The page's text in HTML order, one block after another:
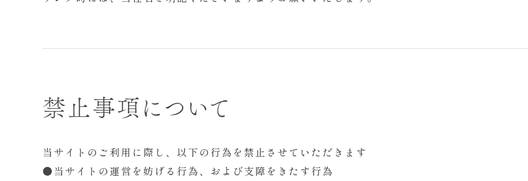
禁止事項について
当サイトのご利用に際し、以下の行為を禁止させていただきます
●当サイトの運営を妨げる行為、および支障をきたす行為